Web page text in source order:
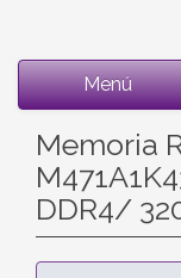
Menú
Memoria
DDR4/